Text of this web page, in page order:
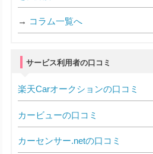
→ コラム一覧へ
サービス利用者の口コミ
楽天Carオークションの口コミ
カービューの口コミ
カーセンサー.netの口コミ